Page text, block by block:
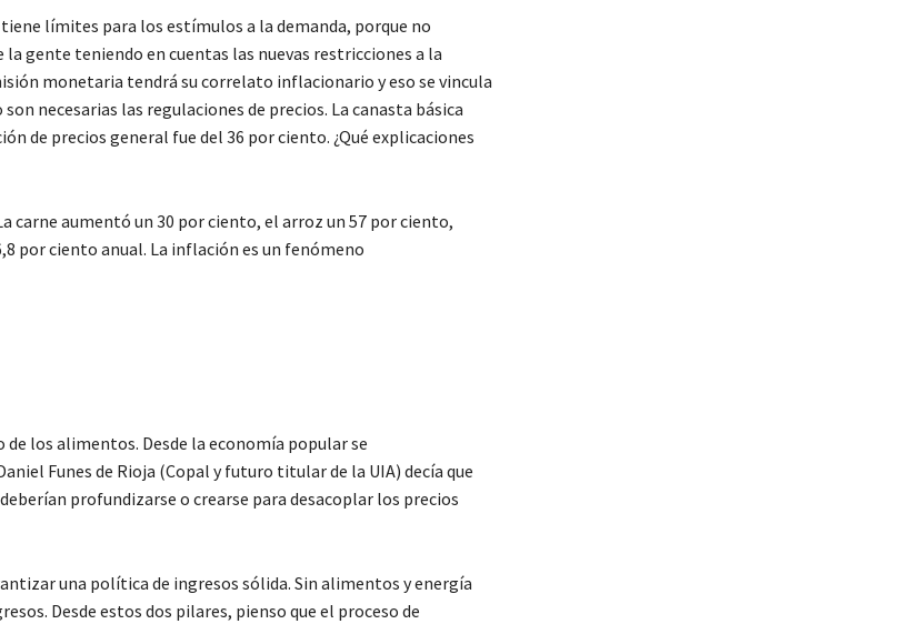
límites para los estímulos a la demanda, porque no
gente teniendo en cuentas las nuevas restricciones a la
monetaria tendrá su correlato inflacionario y eso se vincula
necesarias las regulaciones de precios. La canasta básica
de precios general fue del 36 por ciento. ¿Qué explicaciones
carne aumentó un 30 por ciento, el arroz un 57 por ciento,
por ciento anual. La inflación es un fenómeno
los alimentos. Desde la economía popular se
Funes de Rioja (Copal y futuro titular de la UIA) decía que
profundizarse o crearse para desacoplar los precios
una política de ingresos sólida. Sin alimentos y energía
Desde estos dos pilares, pienso que el proceso de